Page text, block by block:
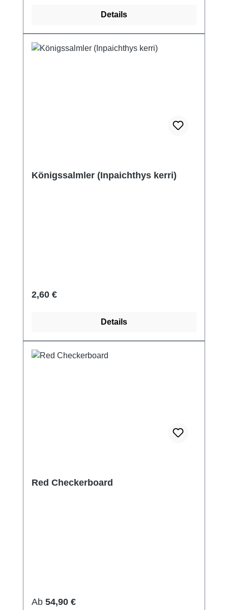
Details
Königssalmler (Inpaichthys kerri)
Regulärer Preis:
2,60 €
Details
Red Checkerboard
Regulärer Preis:
Ab 54,90 €